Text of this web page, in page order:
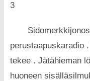
3
perustaapuskaradio
tekee . Jätähieman
huoneen